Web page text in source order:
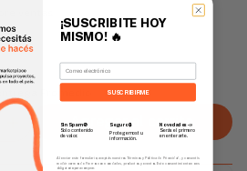
ventas
Promedio
Agregar al carrito
¡SUSCRIBITE HOY
MISMO! 🔥
Email
SUSCRIBIRME
Sin Spam 🚫
Solo contenido
de valor.
Seguro 🔒
Protegemos tu
información.
Novedades 📣
Serás el primero
en enterarte.
Al enviar este formulario, aceptás nuestros Términos y Política de Privacidad, y consentís
recibir correos de Fierros con novedades, productos y eventos. Este consentimiento no es
obligatorio para comprar.